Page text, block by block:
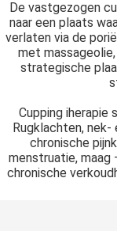
De vastgezogen
naar een plaats
verlaten via de
met
strategische
Cupping iherapie
Rugklachten, nek-
chronische
menstruatie, maag
chronische